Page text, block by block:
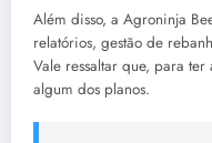
Além disso, a Agroninja
relatórios, gestão de
Vale ressaltar que, para
algum dos planos.